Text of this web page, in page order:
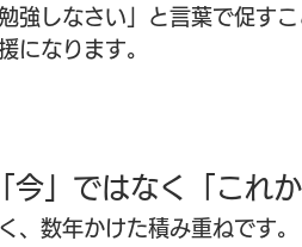
強しなさい」と言葉で促す
になります。
今」ではなく「これ
、数年かけた積み重ねです。